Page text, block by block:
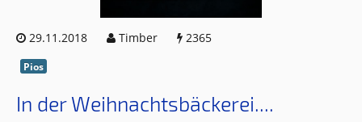
29.11.2018 Timber 2365
Pios
In der Weihnachtsbäckerei....